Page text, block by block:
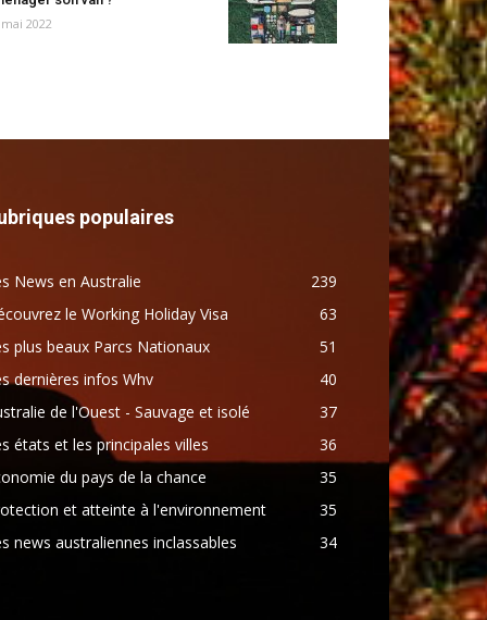
2022
populaires
News en Australie
239
le Working Holiday Visa
63
plus beaux Parcs Nationaux
51
dernières infos Whv
40
de l'Ouest - Sauvage et isolé
37
états et les principales villes
36
du pays de la chance
35
et atteinte à l'environnement
35
news australiennes inclassables
34